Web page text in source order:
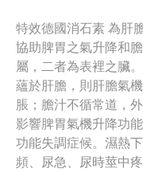
特效德國消石素 為肝
協助脾胃之氣升降和
屬，二者為表裡之臟
蘊於肝膽，則肝膽氣
脹；膽汁不循常道，
影響脾胃氣機升降功
功能失調症候。濕熱
頻、尿急、尿時莖中